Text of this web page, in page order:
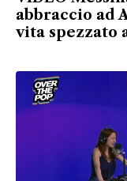
abbraccio ad
vita spezzato